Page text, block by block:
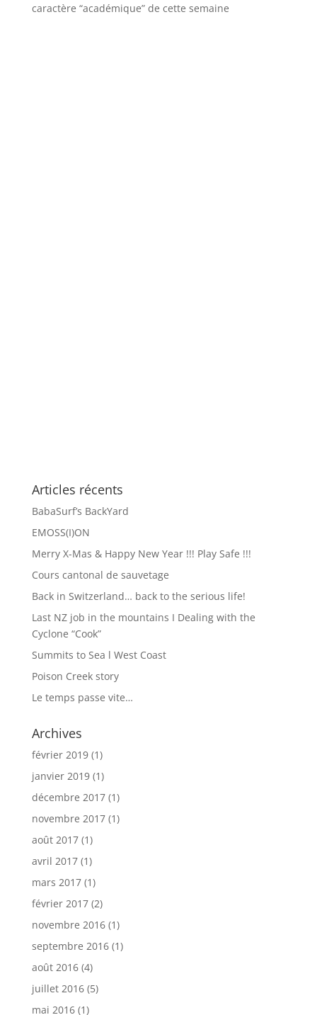
caractère “académique” de cette semaine
Articles récents
BabaSurf’s BackYard
EMOSS(I)ON
Merry X-Mas & Happy New Year !!! Play Safe !!!
Cours cantonal de sauvetage
Back in Switzerland… back to the serious life!
Last NZ job in the mountains I Dealing with the
Cyclone “Cook”
Summits to Sea l West Coast
Poison Creek story
Le temps passe vite…
Archives
février 2019(1)
janvier 2019(1)
décembre 2017(1)
novembre 2017(1)
août 2017(1)
avril 2017(1)
mars 2017(1)
février 2017(2)
novembre 2016(1)
septembre 2016(1)
août 2016(4)
juillet 2016(5)
mai 2016(1)